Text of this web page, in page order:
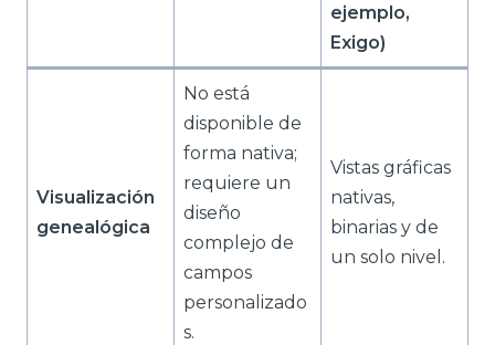
ejemplo,
Exigo)
Visualización
genealógica
No está
disponible de
forma nativa;
requiere un
diseño
complejo de
campos
personalizado
s.
Vistas gráficas
nativas,
binarias y de
un solo nivel.